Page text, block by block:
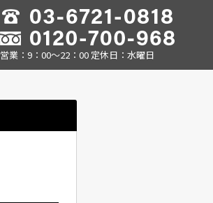
営業：9：00～22：00 定休日：水曜日